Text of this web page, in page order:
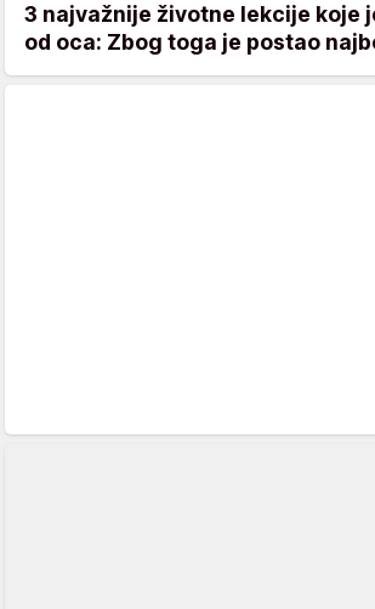
3 najvažnije životne lekcije koje
od oca: Zbog toga je postao